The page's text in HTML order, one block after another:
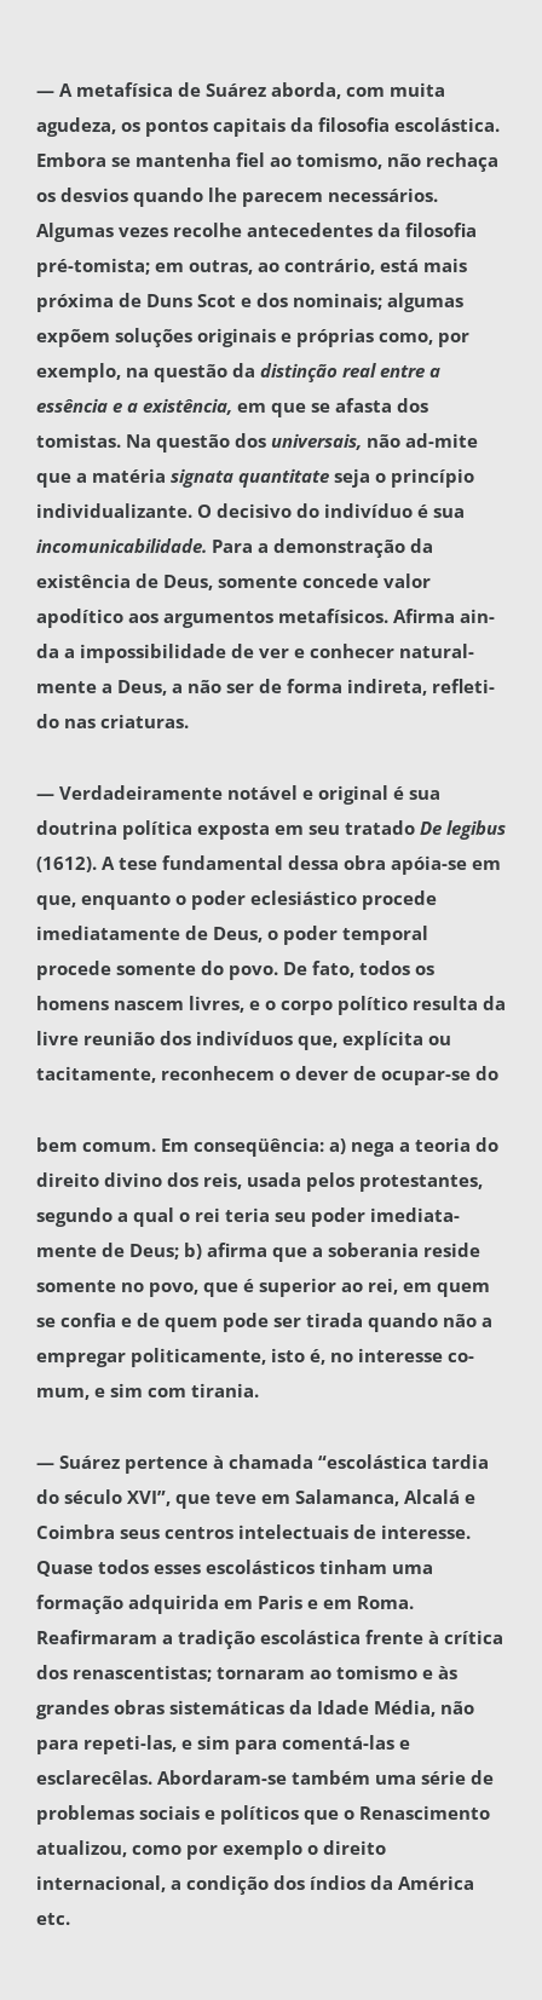
— A metafísica de Suárez aborda, com muita
agudeza, os pontos capitais da filosofia escolástica.
Embora se mantenha fiel ao tomismo, não rechaça
os desvios quando lhe parecem ne­cessários.
Algumas vezes recolhe antecedentes da filosofia
pré-tomista; em outras, ao contrário, está mais
próxima de Duns Scot e dos nominais; al­gumas
expõem soluções originais e próprias como, por
exemplo, na questão da distinção real entre a
essência e a existência, em que se afasta dos
tomistas. Na questão dos universais, não ad-mite
que a matéria signata quantitate seja o prin­cípio
individualizante. O decisivo do indivíduo é sua
incomunicabilidade. Para a demonstração da
existência de Deus, somente concede valor
apodítico aos argumentos metafísicos. Afirma ain­
da a impossibilidade de ver e conhecer natural­
mente a Deus, a não ser de forma indireta, refleti­
do nas criaturas.
— Verdadeiramente notável e original é sua
doutrina política exposta em seu tratado De legibus
(1612). A tese fundamental dessa obra apóia-se em
que, enquanto o poder eclesiástico procede
imediatamente de Deus, o poder tempo­ral
procede somente do povo. De fato, todos os
homens nascem livres, e o corpo político resulta da
livre reunião dos indivíduos que, explícita ou
tacitamente, reconhecem o dever de ocupar-se do
bem comum. Em conseqüência: a) nega a teoria do
direito divino dos reis, usada pelos protestan­tes,
segundo a qual o rei teria seu poder imediata­
mente de Deus; b) afirma que a soberania reside
somente no povo, que é superior ao rei, em quem
se confia e de quem pode ser tirada quando não a
empregar politicamente, isto é, no interesse co­
mum, e sim com tirania.
— Suárez pertence à chamada “escolástica tardia
do século XVI”, que teve em Salamanca, Alcalá e
Coimbra seus centros intelectuais de in­teresse.
Quase todos esses escolásticos tinham uma
formação adquirida em Paris e em Roma.
Reafirmaram a tradição escolástica frente à críti­ca
dos renascentistas; tornaram ao tomismo e às
grandes obras sistemáticas da Idade Média, não
para repeti-las, e sim para comentá-las e
esclarecê­las. Abordaram-se também uma série de
proble­mas sociais e políticos que o Renascimento
atua­lizou, como por exemplo o direito
internacional, a condição dos índios da América
etc.